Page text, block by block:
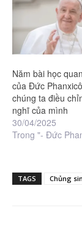
Năm bài học
của Đức
chúng ta điều
nghĩ của mình
30/04/2025
Trong "- Đức
TAGS Chủng